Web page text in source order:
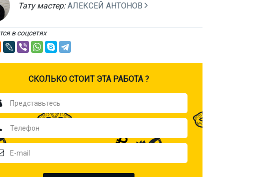
Тату мастер:АЛЕКСЕЙ АНТОНОВ
в соцсетях
CКОЛЬКО СТОИТ ЭТА РАБОТА ?